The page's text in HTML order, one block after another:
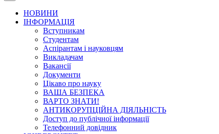
НОВИНИ
ІНФОРМАЦІЯ
Вступникам
Студентам
Аспірантам і науковцям
Викладачам
Вакансії
Документи
Цікаво про науку
ВАША БЕЗПЕКА
ВАРТО ЗНАТИ!
АНТИКОРУПЦІЙНА ДІЯЛЬНІСТЬ
Доступ до публічної інформації
Телефонний довідник